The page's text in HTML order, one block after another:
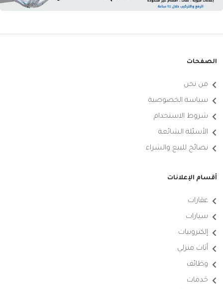
الصفحات
من نحن
سياسة الخصوصية
شروط الاستخدام
الأسئلة الشائعة
نصائح للبيع والشراء
أقسام الإعلانات
عقارات
سيارات
إلكترونيات
أثاث منزلي
وظائف
خدمات